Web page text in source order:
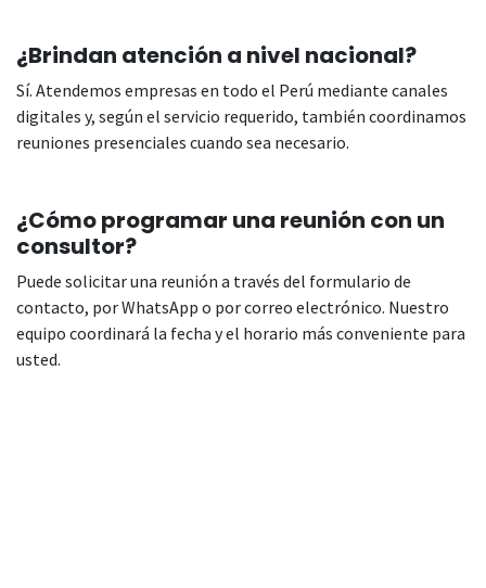
¿Brindan atención a nivel nacional?
Sí. Atendemos empresas en todo el Perú mediante canales
digitales y, según el servicio requerido, también coordinamos
reuniones presenciales cuando sea necesario.
¿Cómo programar una reunión con un
consultor?
Puede solicitar una reunión a través del formulario de
contacto, por WhatsApp o por correo electrónico. Nuestro
equipo coordinará la fecha y el horario más conveniente para
usted.